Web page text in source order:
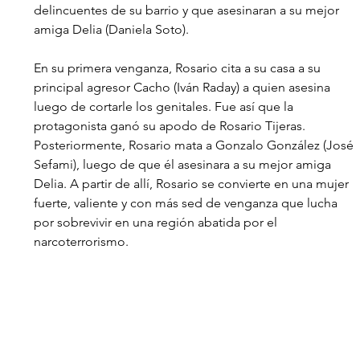
delincuentes de su barrio y que asesinaran a su mejor
amiga Delia (Daniela Soto).
En su primera venganza, Rosario cita a su casa a su
principal agresor Cacho (Iván Raday) a quien asesina
luego de cortarle los genitales. Fue así que la
protagonista ganó su apodo de Rosario Tijeras.
Posteriormente, Rosario mata a Gonzalo González (José
Sefami), luego de que él asesinara a su mejor amiga
Delia. A partir de allí, Rosario se convierte en una mujer
fuerte, valiente y con más sed de venganza que lucha
por sobrevivir en una región abatida por el
narcoterrorismo.